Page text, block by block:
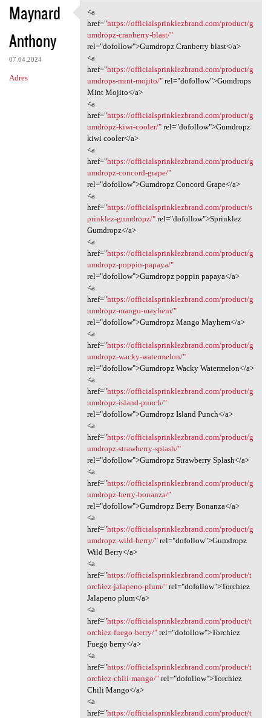
Maynard
Anthony
07.04.2024
Adres
<a href="https:/
<a
href="https://officialsprinklezbrand.com/product/g
umdropz-cranberry-blast/"
rel="dofollow">Gumdropz Cranberry blast</a>
<a
href="https://officialsprinklezbrand.com/product/g
umdrops-mint-mojito/"rel="dofollow">Gumdrops
Mint Mojito</a>
<a
href="https://officialsprinklezbrand.com/product/g
umdropz-kiwi-cooler/"rel="dofollow">Gumdropz
kiwi cooler</a>
<a
href="https://officialsprinklezbrand.com/product/g
umdropz-concord-grape/"
rel="dofollow">Gumdropz Concord Grape</a>
<a
href="https://officialsprinklezbrand.com/product/s
prinklez-gumdropz/"rel="dofollow">Sprinklez
Gumdropz</a>
<a
href="https://officialsprinklezbrand.com/product/g
umdropz-poppin-papaya/"
rel="dofollow">Gumdropz poppin papaya</a>
<a
href="https://officialsprinklezbrand.com/product/g
umdropz-mango-mayhem/"
rel="dofollow">Gumdropz Mango Mayhem</a>
<a
href="https://officialsprinklezbrand.com/product/g
umdropz-wacky-watermelon/"
rel="dofollow">Gumdropz Wacky Watermelon</a>
<a
href="https://officialsprinklezbrand.com/product/g
umdropz-island-punch/"
rel="dofollow">Gumdropz Island Punch</a>
<a
href="https://officialsprinklezbrand.com/product/g
umdropz-strawberry-splash/"
rel="dofollow">Gumdropz Strawberry Splash</a>
<a
href="https://officialsprinklezbrand.com/product/g
umdropz-berry-bonanza/"
rel="dofollow">Gumdropz Berry Bonanza</a>
<a
href="https://officialsprinklezbrand.com/product/g
umdropz-wild-berry/"rel="dofollow">Gumdropz
Wild Berry</a>
<a
href="https://officialsprinklezbrand.com/product/t
orchiez-jalapeno-plum/"rel="dofollow">Torchiez
Jalapeno plum</a>
<a
href="https://officialsprinklezbrand.com/product/t
orchiez-fuego-berry/"rel="dofollow">Torchiez
Fuego berry</a>
<a
href="https://officialsprinklezbrand.com/product/t
orchiez-chili-mango/"rel="dofollow">Torchiez
Chili Mango</a>
<a
href="https://officialsprinklezbrand.com/product/t